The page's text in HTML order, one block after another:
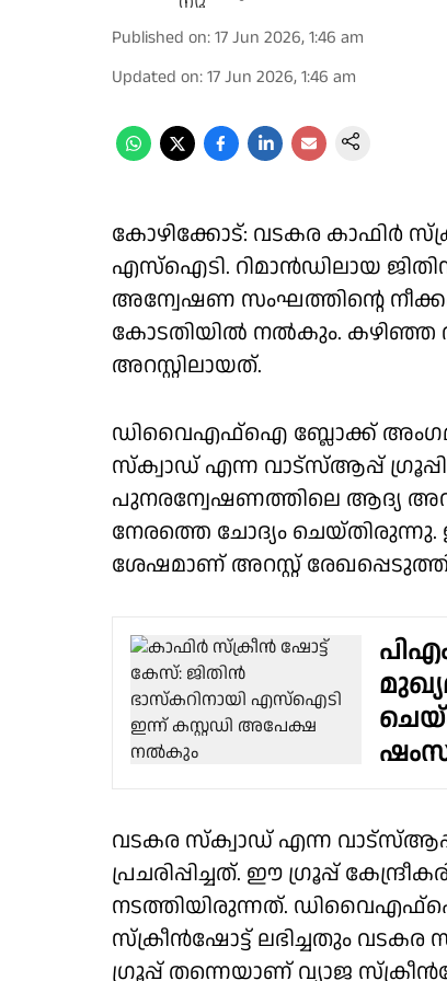
Published on:17 Jun 2026, 1:46 am
Updated on:17 Jun 2026, 1:46 am
കോഴിക്കോട്: വടകര കാഫിർ
എസ്ഐടി. റിമാൻഡിലായ
അന്വേഷണ സംഘത്തിന്റെ
കോടതിയിൽ നൽകും.
അറസ്റ്റിലായത്.
ഡിവൈഎഫ്ഐ ബ്ലോക്ക്
സ്ക്വാഡ് എന്ന വാട്സ്ആപ്പ്
പുനരന്വേഷണത്തിലെ ആദ്യ
നേരത്തെ ചോദ്യം ചെയ്തിരുന്നു.
ശേഷമാണ് അറസ്റ്റ്
വടകര സ്ക്വാഡ് എന്ന
പ്രചരിപ്പിച്ചത്. ഈ ​ഗ്രൂപ്പ്
നടത്തിയിരുന്നത്.
സ്‌ക്രീൻഷോട്ട് ലഭിച്ചതും
ഗ്രൂപ്പ്‌ തന്നെയാണ് വ്യാജ